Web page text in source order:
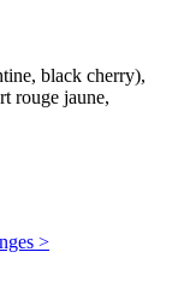
black cherry),
rouge jaune,
>